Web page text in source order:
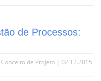
de Processos:
de Projeto | 02.12.2015